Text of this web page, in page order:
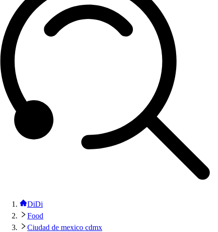
DiDi
Food
Ciudad de mexico cdmx